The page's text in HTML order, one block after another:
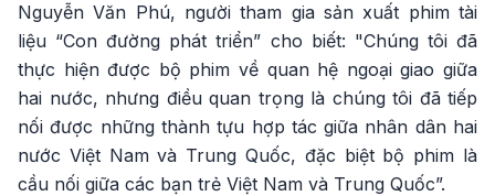
Nguyễn Văn Phú, người tham gia sản xuất phim tài
liệu “Con đường phát triển” cho biết: "Chúng tôi đã
thực hiện được bộ phim về quan hệ ngoại giao giữa
hai nước, nhưng điều quan trọng là chúng tôi đã tiếp
nối được những thành tựu hợp tác giữa nhân dân hai
nước Việt Nam và Trung Quốc, đặc biệt bộ phim là
cầu nối giữa các bạn trẻ Việt Nam và Trung Quốc”.